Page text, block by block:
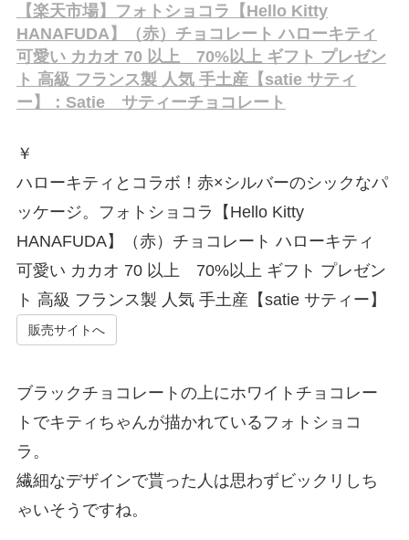
【楽天市場】フォトショコラ【Hello Kitty
HANAFUDA】（赤）チョコレート ハローキティ
可愛い カカオ 70 以上 70%以上 ギフト プレゼン
ト 高級 フランス製 人気 手土産【satie サティ
ー】：Satie サティーチョコレート
￥
ハローキティとコラボ！赤×シルバーのシックなパ
ッケージ。フォトショコラ【Hello Kitty
HANAFUDA】（赤）チョコレート ハローキティ
可愛い カカオ 70 以上 70%以上 ギフト プレゼン
ト 高級 フランス製 人気 手土産【satie サティー】
販売サイトへ
ブラックチョコレートの上にホワイトチョコレー
トでキティちゃんが描かれているフォトショコ
ラ。
繊細なデザインで貰った人は思わずビックリしち
ゃいそうですね。